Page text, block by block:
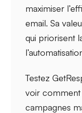
maximiser
email. Sa
qui priorisent
Testez
voir
campagnes